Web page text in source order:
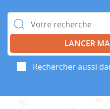
Rechercher :
Rechercher aussi